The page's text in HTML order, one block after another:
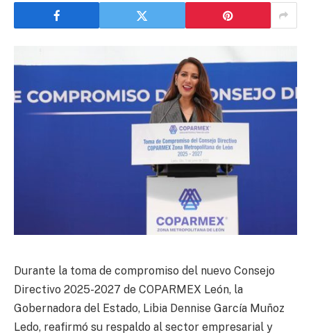
Durante la toma de compromiso del nuevo Consejo
Directivo 2025-2027 de COPARMEX León, la
Gobernadora del Estado, Libia Dennise García Muñoz
Ledo, reafirmó su respaldo al sector empresarial y